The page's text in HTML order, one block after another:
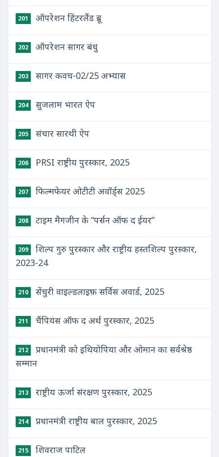
201 ऑपरेशन हिंटरलैंड ब्रू
202 ऑपरेशन सागर बंधु
203 सागर कवच-02/25 अभ्यास
204 सुजलाम भारत ऐप
205 संचार सारथी ऐप
206 PRSI राष्ट्रीय पुरस्कार, 2025
207 फिल्मफेयर ओटीटी अवॉर्ड्स 2025
208 टाइम मैगजीन के “पर्सन ऑफ द ईयर”
209
शिल्प गुरु पुरस्कार और राष्ट्रीय हस्तशिल्प पुरस्कार,
2023-24
210 सेंचुरी वाइल्डलाइफ़ सर्विस अवार्ड, 2025
211 चैंपियंस ऑफ द अर्थ पुरस्कार, 2025
212
प्रधानमंत्री को इथियोपिया और ओमान का सर्वश्रेष्ठ
सम्मान
213 राष्ट्रीय ऊर्जा संरक्षण पुरस्कार, 2025
214 प्रधानमंत्री राष्ट्रीय बाल पुरस्कार, 2025
215 शिवराज पाटिल